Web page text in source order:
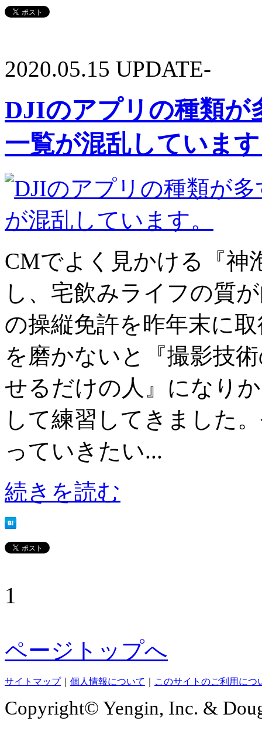
2020.05.15 UPDATE-
DJIのアプリの種類が
一覧が混乱していま
CMでよく見かける『神
し、宅飲みライフの質
の操縦免許を昨年末に
を磨かないと『撮影技
せるだけの人』になり
して練習してきました
っていきたい...
続きを読む
1
ページトップへ
サイトマップ｜ 個人情報について このサイトのご利用につ
Copyright© Yengin, Inc. &